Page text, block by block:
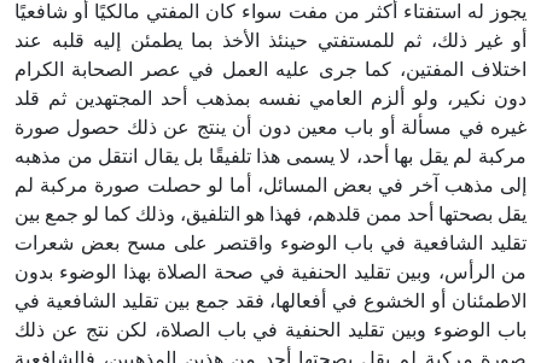
يجوز له استفتاء أكثر من مفت سواء كان المفتي مالكيًا أو شافعيًا
أو غير ذلك، ثم للمستفتي حينئذ الأخذ بما يطمئن إليه قلبه عند
اختلاف المفتين، كما جرى عليه العمل في عصر الصحابة الكرام
دون نكير، ولو ألزم العامي نفسه بمذهب أحد المجتهدين ثم قلد
غيره في مسألة أو باب معين دون أن ينتج عن ذلك حصول صورة
مركبة لم يقل بها أحد، لا يسمى هذا تلفيقًا بل يقال انتقل من مذهبه
إلى مذهب آخر في بعض المسائل، أما لو حصلت صورة مركبة لم
يقل بصحتها أحد ممن قلدهم، فهذا هو التلفيق، وذلك كما لو جمع بين
تقليد الشافعية في باب الوضوء واقتصر على مسح بعض شعرات
من الرأس، وبين تقليد الحنفية في صحة الصلاة بهذا الوضوء بدون
الاطمئنان أو الخشوع في أفعالها، فقد جمع بين تقليد الشافعية في
باب الوضوء وبين تقليد الحنفية في باب الصلاة، لكن نتج عن ذلك